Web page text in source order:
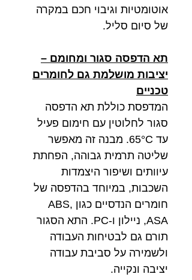
אוטומטיות וגיבוי חכם במקרה
של סיום סליל.
תא הדפסה סגור ומחומם –
יציבות מושלמת גם לחומרים
טכניים
המדפסת כוללת תא הדפסה
סגור לחלוטין עם חימום פעיל
עד 65°C. מבנה זה מאפשר
שליטה תרמית גבוהה, הפחתת
עיוותים ושיפור היצמדות
השכבות, במיוחד בהדפסה של
חומרים הנדסיים כגון ABS,
ASA, ניילון ו-PC. התא הסגור
תורם גם לבטיחות העבודה
ולשמירה על סביבת עבודה
יציבה ונקייה.